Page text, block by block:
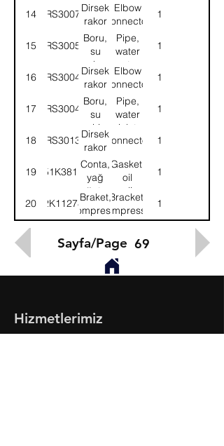
1457RS300770
Dirsek
rakor
Elbow
connector
1
1557RS300505
Boru,
su
çıkış
Pipe,
water
outer
1
1657RS300499
Dirsek
rakor
Elbow
connector
1
1757RS300495
Boru,
su
giriş
Pipe,
water
inlet
1
1857RS301384
Dirsek
rakor
Connector 1
19 51K3811
Conta,
yağ
soğutma
adaptörü
Gasket,
oil
cooling
adapter
1
20 2K11278
Braket,
kompresör
Bracket,
compressor
1
Sayfa/Page 69
Hizmetlerimiz